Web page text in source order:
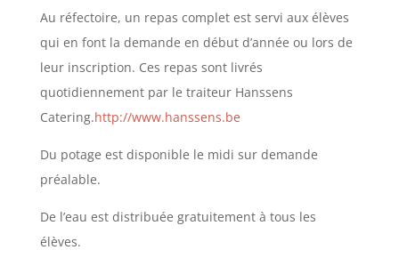
Au réfectoire, un repas complet est servi aux élèves
qui en font la demande en début d’année ou lors de
leur inscription. Ces repas sont livrés
quotidiennement par le traiteur Hanssens
Catering.http://www.hanssens.be
Du potage est disponible le midi sur demande
préalable.
De l’eau est distribuée gratuitement à tous les
élèves.